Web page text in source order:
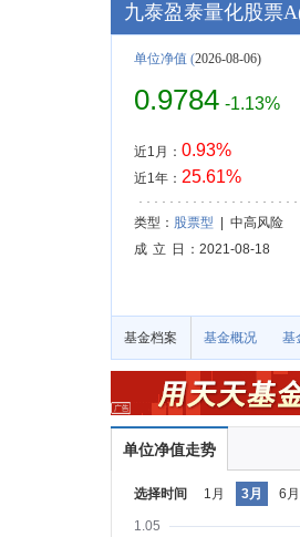
九泰盈泰量化股票A
单位净值 (2026-08-06)
0.9784 -1.13%
近1月： 0.93%
近1年： 25.61%
类型： 股票型 | 中高风险
成 立 日
：2021-08-18
基金档案 基金概况 基
单位净值走势
选择时间 1月 3月 6月
1.05